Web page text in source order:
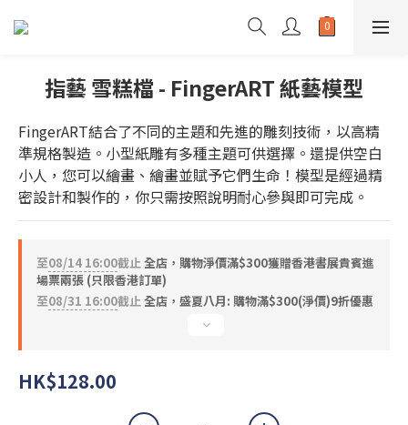
指藝 雪糕檔 - FingerART 紙藝模型
FingerART結合了不同的主題和先進的雕刻技術，以高精
準規格製造。小型紙雕有多種主題可供選擇。還提供空白
小人，您可以繪畫、繪畫並賦予它們生命！模型是經過精
密設計和製作的，你只需按照說明耐心參與即可完成。
至08/14 16:00截止全店，購物淨價滿$300獲贈香港書展貴賓進
場票兩張 (只限香港訂單)
至08/31 16:00截止全店，盛夏八月: 購物滿$300(淨價)9折優惠
HK$128.00